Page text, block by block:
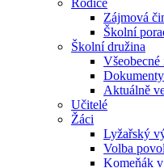
Rodiče
Zájmová
Školní
Školní družina
Aktuálně
Učitelé
Žáci
Lyžařský
Volba
Komeňák